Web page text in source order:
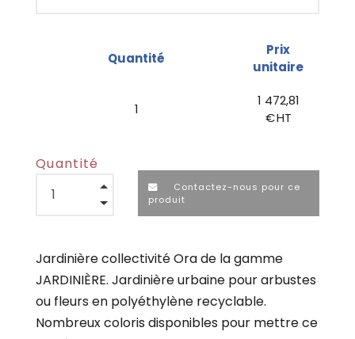
Quantité
Prix
unitaire
1
1 472,81
€ HT
Quantité
Contactez-nous pour ce
produit
Jardinière collectivité Ora de la gamme
JARDINIÈRE. Jardinière urbaine pour arbustes
ou fleurs en polyéthylène recyclable.
Nombreux coloris disponibles pour mettre ce